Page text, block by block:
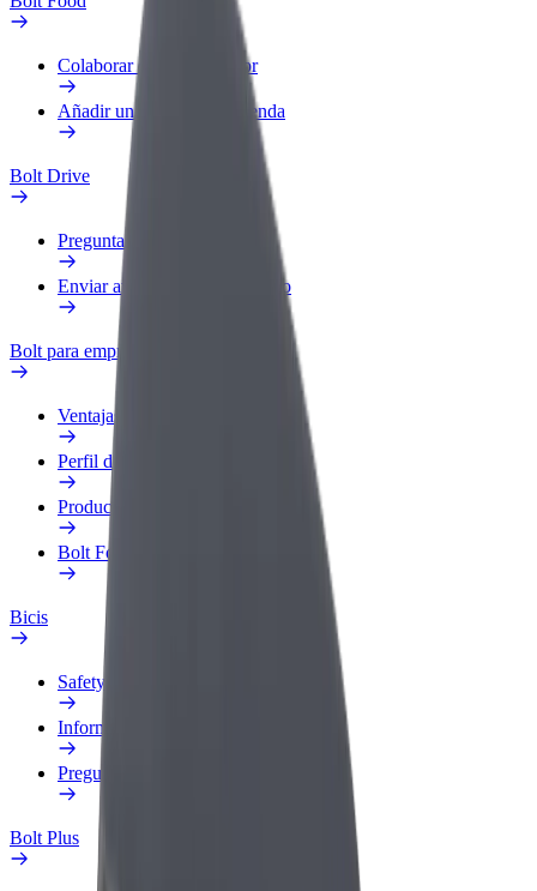
Colaborar como repartidor
Añadir un restaurante o tienda
Bolt Drive
Preguntas frecuentes
Enviar aviso sobre un vehículo
Bolt para empresas
Ventajas
Perfil de trabajo
Productos
Bolt Food para empresas
Bicis
Safety Lab
Informar de un problema
Preguntas frecuentes
Bolt Plus